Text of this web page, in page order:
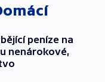
peníze na
nenárokové,